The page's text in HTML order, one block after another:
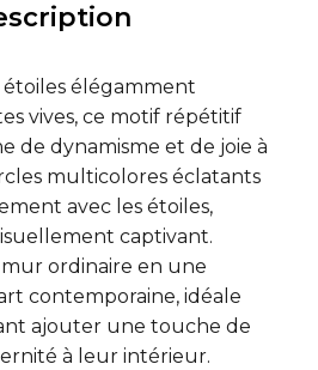
étoiles élégamment
vives, ce motif répétitif
de dynamisme et de joie à
multicolores éclatants
avec les étoiles,
captivant.
ordinaire en une
contemporaine, idéale
ajouter une touche de
à leur intérieur.